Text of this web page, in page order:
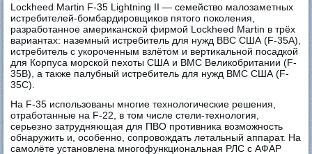
Lockheed Martin F-35 Lightning II — семейство малозаметных
истребителей-бомбардировщиков пятого поколения,
разработанное американской фирмой Lockheed Martin в трёх
вариантах: наземный истребитель для нужд ВВС США (F-35A),
истребитель с укороченным взлётом и вертикальной посадкой
для Корпуса морской пехоты США и ВМС Великобритании (F-
35B), а также палубный истребитель для нужд ВМС США (F-
35C).
На F-35 использованы многие технологические решения,
отработанные на F-22, в том числе стели-технология,
серьезно затрудняющая для ПВО противника возможность
обнаружить и, особенно, сопровождать летальный аппарат. На
самолёте установлена многофункциональная РЛС с АФАР